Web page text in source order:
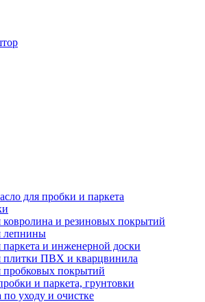
для пробки и паркета
ковролина и резиновых покрытий
лепнины
паркета и инженерной доски
плитки ПВХ и кварцвинила
пробковых покрытий
и паркета, грунтовки
по уходу и очистке